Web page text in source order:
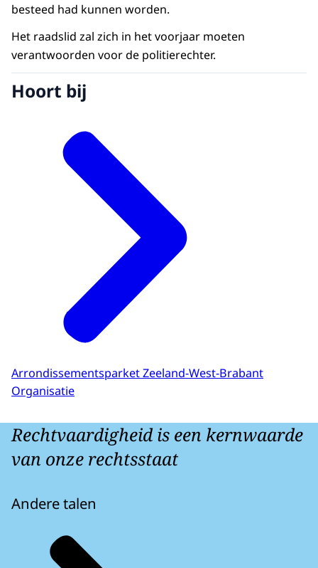
besteed had kunnen worden.
Het raadslid zal zich in het voorjaar moeten
verantwoorden voor de politierechter.
Hoort bij
Arrondissementsparket Zeeland-West-Brabant
Organisatie
Rechtvaardigheid is een kernwaarde
van onze rechtsstaat
Andere talen